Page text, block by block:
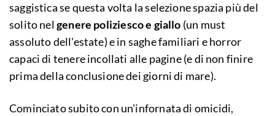
saggistica se questa volta la selezione spazia più del
solito nelgenere poliziesco e giallo (un must
assoluto dell'estate) e in saghe familiari e horror
capaci di tenere incollati alle pagine (e di non finire
prima della conclusione dei giorni di mare).
Cominciato subito con un'infornata di omicidi,